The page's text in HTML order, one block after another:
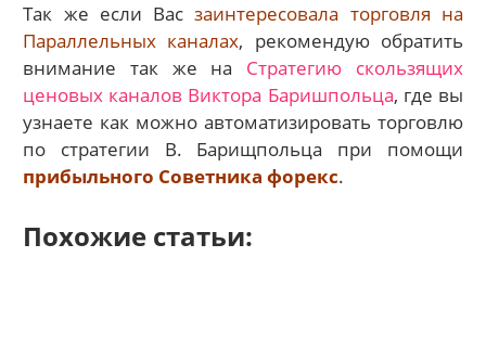
Так же если Васзаинтересовала торговля на
Параллельных каналах, рекомендую обратить
внимание так же на Стратегию скользящих
ценовых каналов Виктора Баришпольца, где вы
узнаете как можно автоматизировать торговлю
по стратегии В. Барищпольца при помощи
прибыльного Советника форекс.
Похожие статьи: